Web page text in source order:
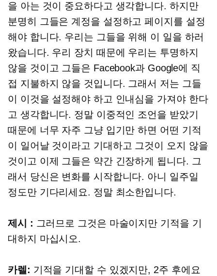
을 아는 것이 중요하다고 생각합니다. 하지만
분명히 그들은 계정을 설정하고 페이지를 설정
해야 합니다. 우리는 그들을 위해 이 일을 하러
왔습니다. 우리 장치 때문에 우리는 투명하지
않을 것이고 그들은 Facebook과 Google에 직
접 지불하지 않을 것입니다. 그래서 저는 그들
이 이것을 설정해야 하고 인내심을 가져야 한다
고 생각합니다. 정말 이중적인 조언을 받았기
때문에 너무 자주 그냥 입기만 하면 어떤 기적
이 일어날 것이라고 기대하고 그것이 오지 않을
것이고 이제 그들은 약간 긴장하게 됩니다. 그
래서 당신은 변화를 시작합니다. 아니 일주일
정도만 기다리세요. 정말 최소한입니다.
제시 : 그러므로 그것은 마술이지만 기적을 기
대하지 마십시오.
카렐: 기적을 기대할 수 있겠지만, 2주 후에요